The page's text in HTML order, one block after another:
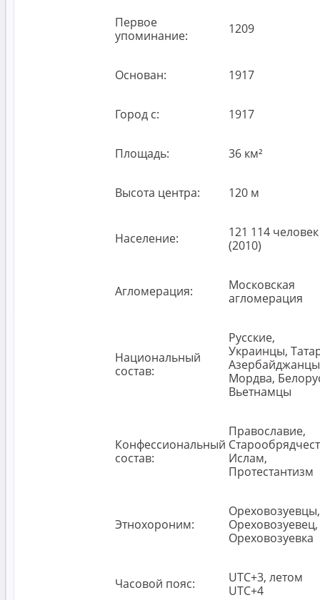
Первое
упоминание:
1209
Основан: 1917
Город с: 1917
Площадь: 36 км²
Высота центра: 120 м
Население:
121 114 человек
(2010)
Агломерация:
Московская
агломерация
Национальный
состав:
Русские,
Украинцы,
Мордва,
Вьетнамцы
Конфессиональный
состав:
Православие,
Ислам,
Протестантизм
Этнохороним:
Ореховозуевцы,
Ореховозуевец,
Ореховозуевка
Часовой пояс:
UTC+3, летом
UTC+4